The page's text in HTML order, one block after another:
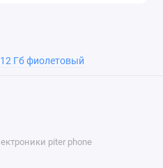
Гб фиолетовый
piter phone